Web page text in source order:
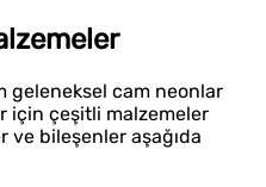
geleneksel cam neonlar
için çeşitli malzemeler
ve bileşenler aşağıda